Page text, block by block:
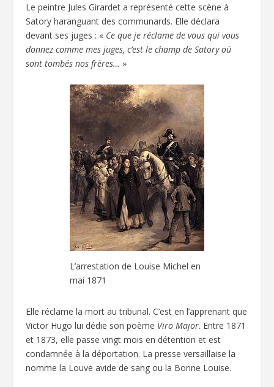
Le peintre Jules Girardet a représenté cette scène à
Satory haranguant des communards. Elle déclara
devant ses juges : « Ce que je réclame de vous qui vous
donnez comme mes juges, c’est le champ de Satory où
sont tombés nos frères… »
L’arrestation de Louise Michel en
mai 1871
Elle réclame la mort au tribunal. C’est en l’apprenant que
Victor Hugo lui dédie son poème Viro Major. Entre 1871
et 1873, elle passe vingt mois en détention et est
condamnée à la déportation. La presse versaillaise la
nomme la Louve avide de sang ou la Bonne Louise.